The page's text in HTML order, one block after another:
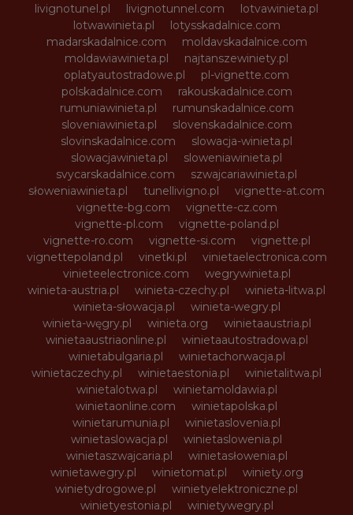
livignotunel.pl
livignotunnel.com
lotvawinieta.pl
lotwawinieta.pl
lotysskadalnice.com
madarskadalnice.com
moldavskadalnice.com
moldawiawinieta.pl
najtanszewiniety.pl
oplatyautostradowe.pl
pl-vignette.com
polskadalnice.com
rakouskadalnice.com
rumuniawinieta.pl
rumunskadalnice.com
sloveniawinieta.pl
slovenskadalnice.com
slovinskadalnice.com
slowacja-winieta.pl
slowacjawinieta.pl
sloweniawinieta.pl
svycarskadalnice.com
szwajcariawinieta.pl
słoweniawinieta.pl
tunellivigno.pl
vignette-at.com
vignette-bg.com
vignette-cz.com
vignette-pl.com
vignette-poland.pl
vignette-ro.com
vignette-si.com
vignette.pl
vignettepoland.pl
vinetki.pl
vinietaelectronica.com
vinieteelectronice.com
wegrywinieta.pl
winieta-austria.pl
winieta-czechy.pl
winieta-litwa.pl
winieta-słowacja.pl
winieta-wegry.pl
winieta-węgry.pl
winieta.org
winietaaustria.pl
winietaaustriaonline.pl
winietaautostradowa.pl
winietabulgaria.pl
winietachorwacja.pl
winietaczechy.pl
winietaestonia.pl
winietalitwa.pl
winietalotwa.pl
winietamoldawia.pl
winietaonline.com
winietapolska.pl
winietarumunia.pl
winietaslovenia.pl
winietaslowacja.pl
winietaslowenia.pl
winietaszwajcaria.pl
winietasłowenia.pl
winietawegry.pl
winietomat.pl
winiety.org
winietydrogowe.pl
winietyelektroniczne.pl
winietyestonia.pl
winietywegry.pl